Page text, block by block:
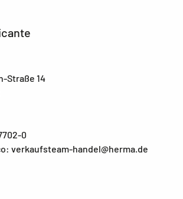
Straße 14
0
verkaufsteam-handel@herma.de